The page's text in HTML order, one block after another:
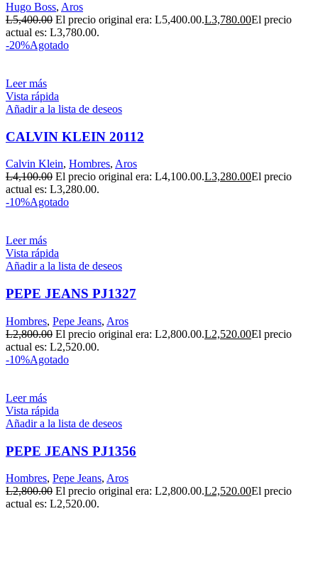
Hugo Boss, Aros
L5,400.00 El precio original era: L5,400.00.L3,780.00El precio
actual es: L3,780.00.
-20%Agotado
Leer más
Vista rápida
Añadir a la lista de deseos
CALVIN KLEIN 20112
Calvin Klein, Hombres, Aros
L4,100.00 El precio original era: L4,100.00.L3,280.00El precio
actual es: L3,280.00.
-10%Agotado
Leer más
Vista rápida
Añadir a la lista de deseos
PEPE JEANS PJ1327
Hombres, Pepe Jeans, Aros
L2,800.00 El precio original era: L2,800.00.L2,520.00El precio
actual es: L2,520.00.
-10%Agotado
Leer más
Vista rápida
Añadir a la lista de deseos
PEPE JEANS PJ1356
Hombres, Pepe Jeans, Aros
L2,800.00 El precio original era: L2,800.00.L2,520.00El precio
actual es: L2,520.00.